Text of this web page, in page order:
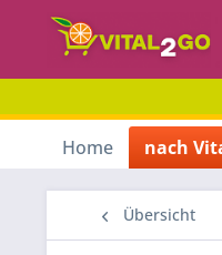
Home nach
Übersicht